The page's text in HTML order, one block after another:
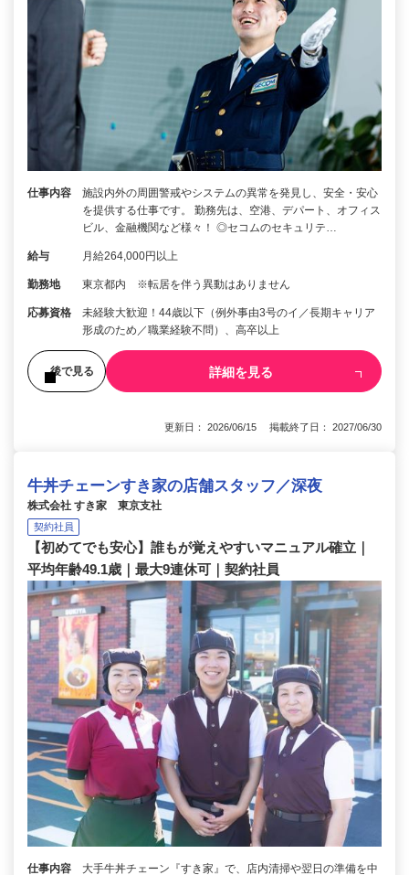
仕事内容
施設内外の周囲警戒やシステムの異常を発見し、安全・安心
を提供する仕事です。 勤務先は、空港、デパート、オフィス
ビル、金融機関など様々！ ◎セコムのセキュリテ…
給与 月給264,000円以上
勤務地 東京都内 ※転居を伴う異動はありません
応募資格
未経験大歓迎！44歳以下（例外事由3号のイ／長期キャリア
形成のため／職業経験不問）、高卒以上
後で見る 詳細を見る
更新日： 2026/06/15 掲載終了日： 2027/06/30
牛丼チェーンすき家の店舗スタッフ／深夜
株式会社 すき家 東京支社
契約社員
【初めてでも安心】誰もが覚えやすいマニュアル確立｜
平均年齢49.1歳｜最大9連休可｜契約社員
仕事内容 大手牛丼チェーン『すき家』で、店内清掃や翌日の準備を中